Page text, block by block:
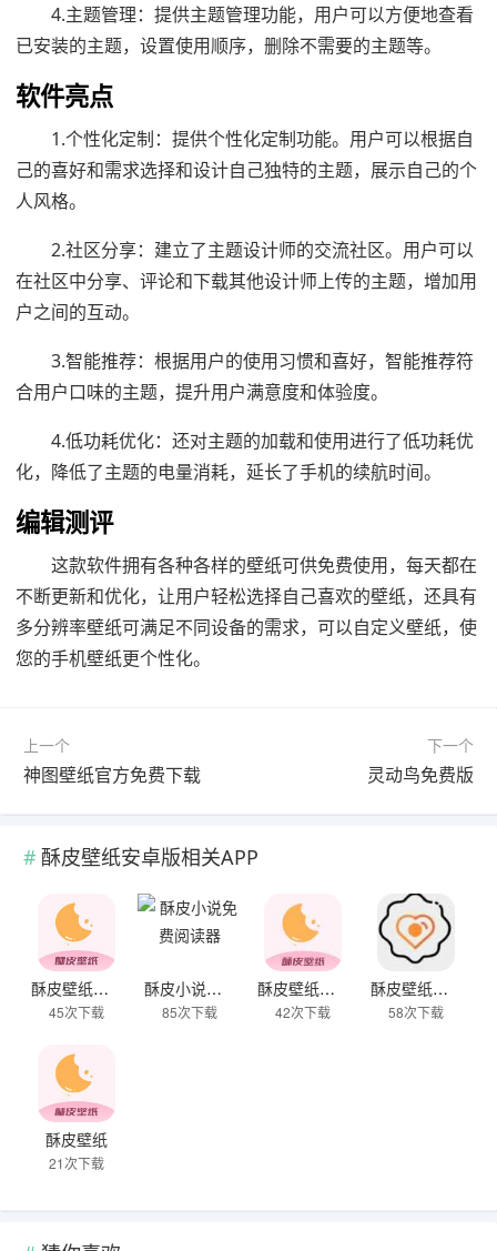
4.主题管理：提供主题管理功能，用户可以方便地查看
已安装的主题，设置使用顺序，删除不需要的主题等。
软件亮点
1.个性化定制：提供个性化定制功能。用户可以根据自
己的喜好和需求选择和设计自己独特的主题，展示自己的个
人风格。
2.社区分享：建立了主题设计师的交流社区。用户可以
在社区中分享、评论和下载其他设计师上传的主题，增加用
户之间的互动。
3.智能推荐：根据用户的使用习惯和喜好，智能推荐符
合用户口味的主题，提升用户满意度和体验度。
4.低功耗优化：还对主题的加载和使用进行了低功耗优
化，降低了主题的电量消耗，延长了手机的续航时间。
编辑测评
这款软件拥有各种各样的壁纸可供免费使用，每天都在
不断更新和优化，让用户轻松选择自己喜欢的壁纸，还具有
多分辨率壁纸可满足不同设备的需求，可以自定义壁纸，使
您的手机壁纸更个性化。
上一个
神图壁纸官方免费下载
下一个
灵动鸟免费版
酥皮壁纸安卓版相关APP
酥皮壁纸安卓版
45次下载
酥皮小说免费阅读器
85次下载
酥皮壁纸手机版
42次下载
酥皮壁纸最新版
58次下载
酥皮壁纸
21次下载